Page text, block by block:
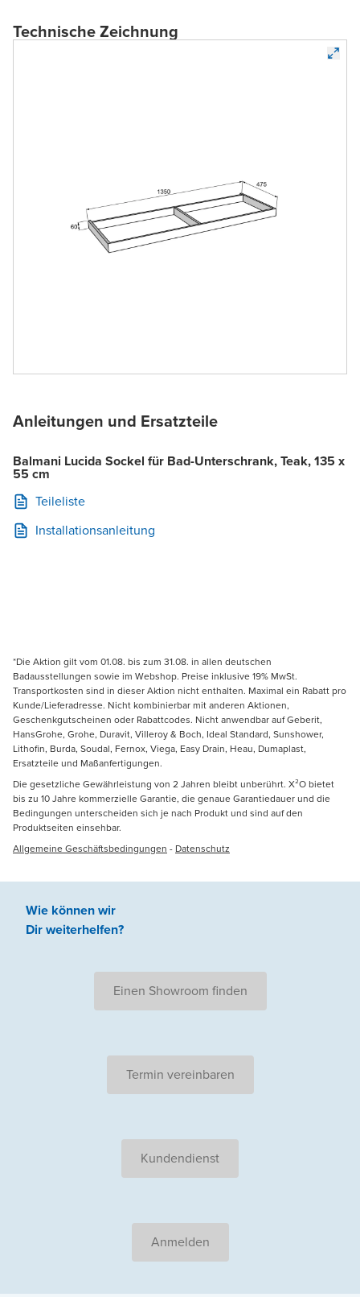
Technische Zeichnung
Anleitungen und Ersatzteile
Balmani Lucida Sockel für Bad-Unterschrank, Teak, 135 x
55 cm
Teileliste
Installationsanleitung
*Die Aktion gilt vom 01.08. bis zum 31.08. in allen deutschen
Badausstellungen sowie im Webshop. Preise inklusive 19% MwSt.
Transportkosten sind in dieser Aktion nicht enthalten. Maximal ein Rabatt pro
Kunde/Lieferadresse. Nicht kombinierbar mit anderen Aktionen,
Geschenkgutscheinen oder Rabattcodes. Nicht anwendbar auf Geberit,
HansGrohe, Grohe, Duravit, Villeroy & Boch, Ideal Standard, Sunshower,
Lithofin, Burda, Soudal, Fernox, Viega, Easy Drain, Heau, Dumaplast,
Ersatzteile und Maßanfertigungen.
Die gesetzliche Gewährleistung von 2 Jahren bleibt unberührt. X²O bietet
bis zu 10 Jahre kommerzielle Garantie, die genaue Garantiedauer und die
Bedingungen unterscheiden sich je nach Produkt und sind auf den
Produktseiten einsehbar.
Allgemeine Geschäftsbedingungen - Datenschutz
Wie können wir
Dir weiterhelfen?
Einen Showroom finden
Termin vereinbaren
Kundendienst
Anmelden